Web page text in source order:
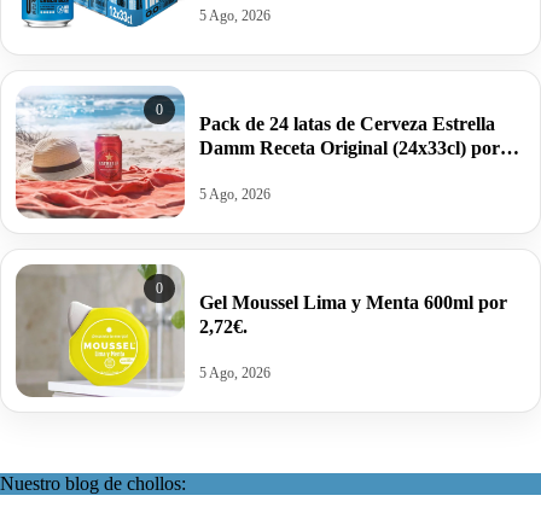
5 Ago, 2026
0
Pack de 24 latas de Cerveza Estrella
Damm Receta Original (24x33cl) por
5 Ago, 2026
0
Gel Moussel Lima y Menta 600ml por
2,72€.
5 Ago, 2026
Nuestro blog de chollos: